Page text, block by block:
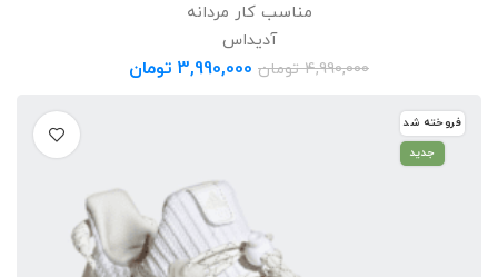
مناسب کار مردانه
آدیداس
4,990,000 تومان 3,990,000 تومان
فروخته شد
جدید